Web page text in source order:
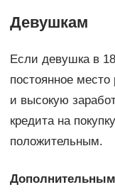
Девушкам
Если девушка в
постоянное
и высокую
кредита на
положительным.